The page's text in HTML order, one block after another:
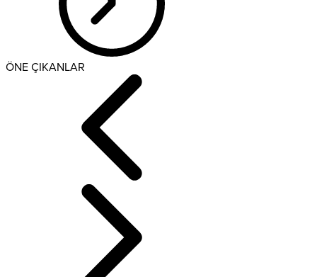
ÖNE ÇIKANLAR